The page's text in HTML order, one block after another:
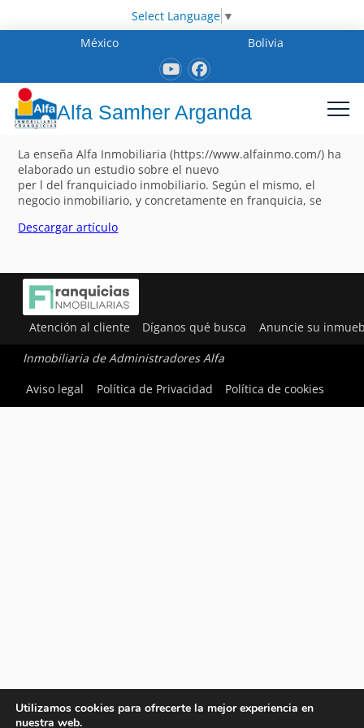
Select Language ▼
México
Bolivia
Alfa Samher Arganda
La enseña Alfa Inmobiliaria (https://www.alfainmo.com/) ha
elaborado un estudio sobre el nuevo
per l del franquiciado inmobiliario. Según el mismo, el
negocio inmobiliario, y concretamente en franquicia, se
Descargar artículo
Atención al cliente Díganos qué busca Anuncie su
Inmobiliaria de Administradores Alfa
Aviso legal
Política de Privacidad Política de cookies
Utilizamos cookies para ofrecerte la mejor experiencia en
nuestra web.